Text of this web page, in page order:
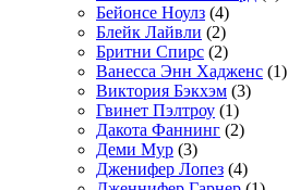
Бейонсе Ноулз (4)
Блейк Лайвли (2)
Бритни Спирс (2)
Ванесса Энн Хадженс (1)
Виктория Бэкхэм (3)
Гвинет Пэлтроу (1)
Дакота Фаннинг (2)
Деми Мур (3)
Дженифер Лопез (4)